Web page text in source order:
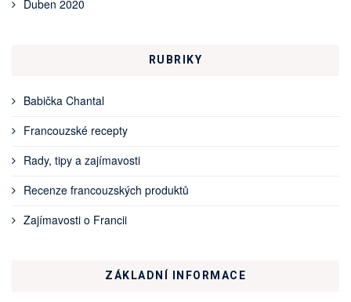
Duben 2020
RUBRIKY
Babička Chantal
Francouzské recepty
Rady, tipy a zajímavosti
Recenze francouzských produktů
Zajímavosti o Francii
ZÁKLADNÍ INFORMACE